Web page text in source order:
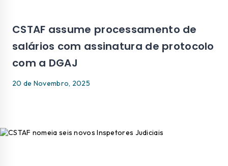
CSTAF assume processamento de
salários com assinatura de protocolo
com a DGAJ
20 de Novembro, 2025